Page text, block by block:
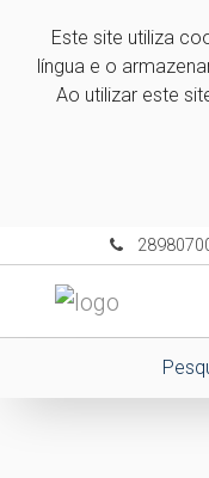
Este site utiliza
língua e o
Ao utilizar este